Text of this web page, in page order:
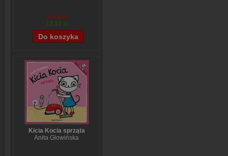
14,90 zł
12,12 zł
Kicia Kocia sprząta
Anita Głowińska